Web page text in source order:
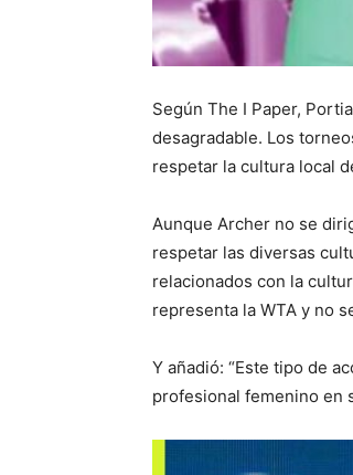
Según The I Paper,
desagradable. Los
respetar la cultura local
Aunque Archer no se
respetar las diversas
relacionados con la
representa la WTA y no
Y añadió: “Este tipo de
profesional femenino en